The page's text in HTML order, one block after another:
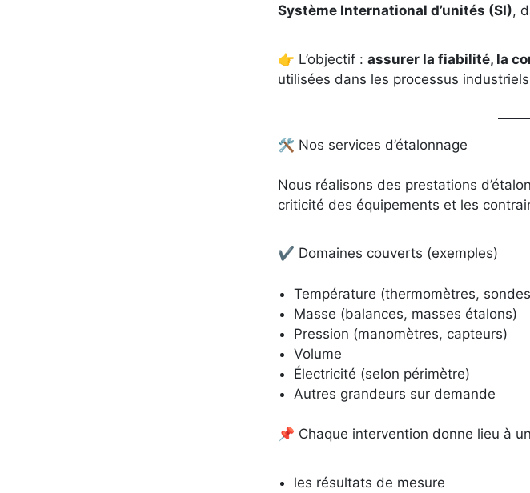
Système International d’unités (SI),
👉 L’objectif : assurer la fiabilité, la
utilisées dans les processus
🛠️ Nos services d’étalonnage
Nous réalisons des prestations
criticité des équipements et les
✔️ Domaines couverts (exemples)
Température (thermomètres,
Masse (balances, masses étalons)
Pression (manomètres, capteurs)
Volume
Électricité (selon périmètre)
Autres grandeurs sur demande
📌 Chaque intervention donne lieu à un
les résultats de mesure